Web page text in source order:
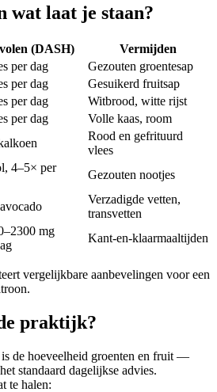
wat laat je staan?
(DASH)
Vermijden
per dag
Gezouten groentesap
per dag
Gesuikerd fruitsap
per dag
Witbrood, witte rijst
per dag
Volle kaas, room
Rood en gefrituurd
vlees
4–5× per
Gezouten nootjes
Verzadigde vetten,
transvetten
mg
Kant-en-klaarmaaltijden
vergelijkbare aanbevelingen voor een
praktijk?
de hoeveelheid groenten en fruit —
standaard dagelijkse advies.
te halen: